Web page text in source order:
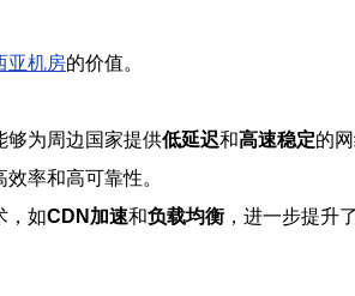
亚机房的价值。
够为周边国家提供低延迟和高速稳定的
率和高可靠性。
，如CDN加速和负载均衡 ，进一步提升